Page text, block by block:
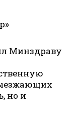
Минздраву
но и